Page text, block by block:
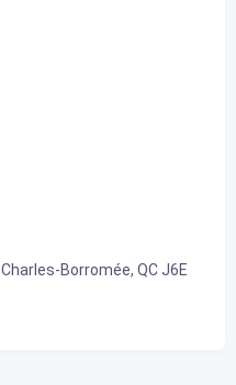
Borromée, QC J6E